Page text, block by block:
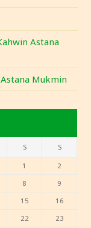
Astana
Mukmin
S S
1
2
8
9
15
16
22
23